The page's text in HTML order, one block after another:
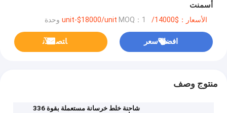
أسمنت
الأسعار：$14000/unit-$18000/unit MOQ：1 وحدة
افضل سعر ﺎﺘﺼﻟ ﺍﻶﻧ
منتوج وصف
شاحنة خلط خرسانة مستعملة بقوة 336